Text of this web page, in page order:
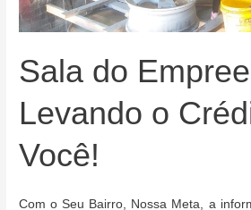
autoridades
e
busca
soluções
para
Erradicar
a
Fome
Sala do
Levando o
Você!
Com o Seu Bairro, Nossa Meta, a